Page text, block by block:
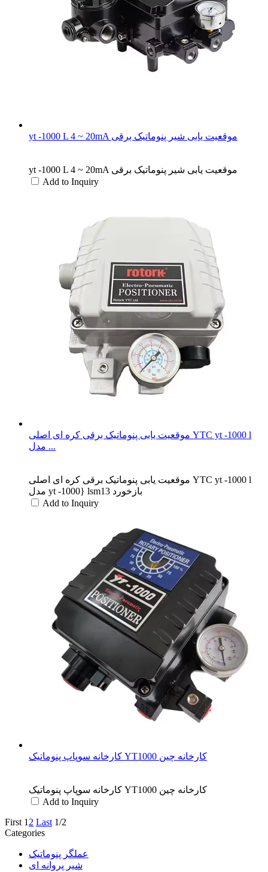
yt -1000 L 4 ~ 20mA موقعیت یابی شیر پنوماتیک برقی
yt -1000 L 4 ~ 20mA موقعیت یابی شیر پنوماتیک برقی
Add to Inquiry
موقعیت یابی پنوماتیک برقی کره ای اصلی YTC yt -1000 l
مدل ...
موقعیت یابی پنوماتیک برقی کره ای اصلی YTC yt -1000 l
مدل yt -1000} lsm13 بازخورد
Add to Inquiry
کارخانه سوپاپ پنوماتیک YT1000 کارخانه چین
کارخانه سوپاپ پنوماتیک YT1000 کارخانه چین
Add to Inquiry
First 1 2 Last 1/2
Categories
عملگر پنوماتیک
شیر پروانه ای